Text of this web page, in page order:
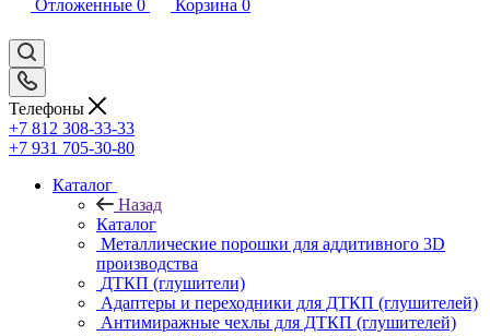
Отложенные 0 Корзина 0
Телефоны
+7 812 308-33-33
+7 931 705-30-80
Каталог
Назад
Каталог
Металлические порошки для аддитивного 3D
производства
ДТКП (глушители)
Адаптеры и переходники для ДТКП (глушителей)
Антимиражные чехлы для ДТКП (глушителей)